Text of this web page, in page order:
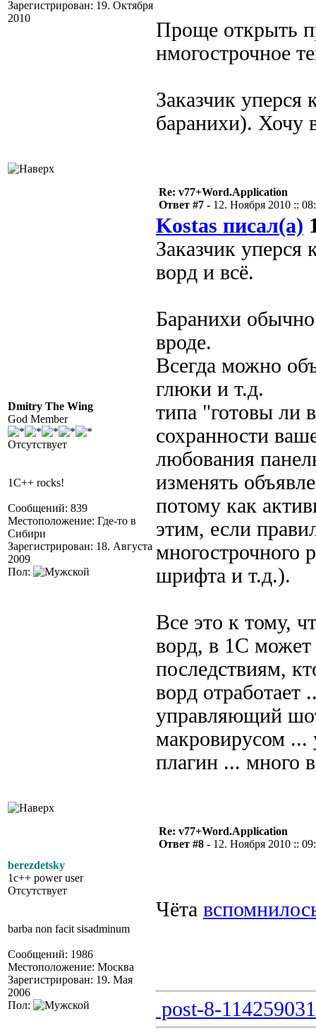
Зарегистрирован: 19. Октября
2010
Проще открыть
нмогострочное
Заказчик уперся
баранихи). Хочу
Dmitry The Wing
God Member
Отсутствует
1C++ rocks!
Сообщений: 839
Местоположение: Где-то в
Сибири
Зарегистрирован: 18. Августа
2009
Пол:
Re: v77+Word.Application
Ответ #7 - 12. Ноября 2010 ::
Kostas писал(а)
Заказчик уперся
ворд и всё.
Баранихи
вроде.
Всегда можно
глюки и т.д.
типа "готовы ли
сохранности
любования
изменять
потому как
этим, если
многострочного
шрифта и т.д.).
Все это к тому,
ворд, в 1С может
последствиям,
ворд отработает
управляющий
макровирусом ...
плагин ... много
berezdetsky
1c++ power user
Отсутствует
barba non facit sisadminum
Сообщений: 1986
Местоположение: Москва
Зарегистрирован: 19. Мая
2006
Пол:
Re: v77+Word.Application
Ответ #8 - 12. Ноября 2010 ::
Чёта
post-8-